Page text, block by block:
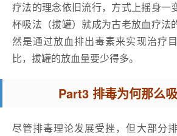
疗法的理念依旧流行，方式上摇身一
杯吸法（拔罐）就成为古老放血疗法
然是通过放血排出毒素来实现治疗
比，拔罐的放血量要少得多。
Part3 排毒为何那么吸
尽管排毒理论发展受挫，但大部分